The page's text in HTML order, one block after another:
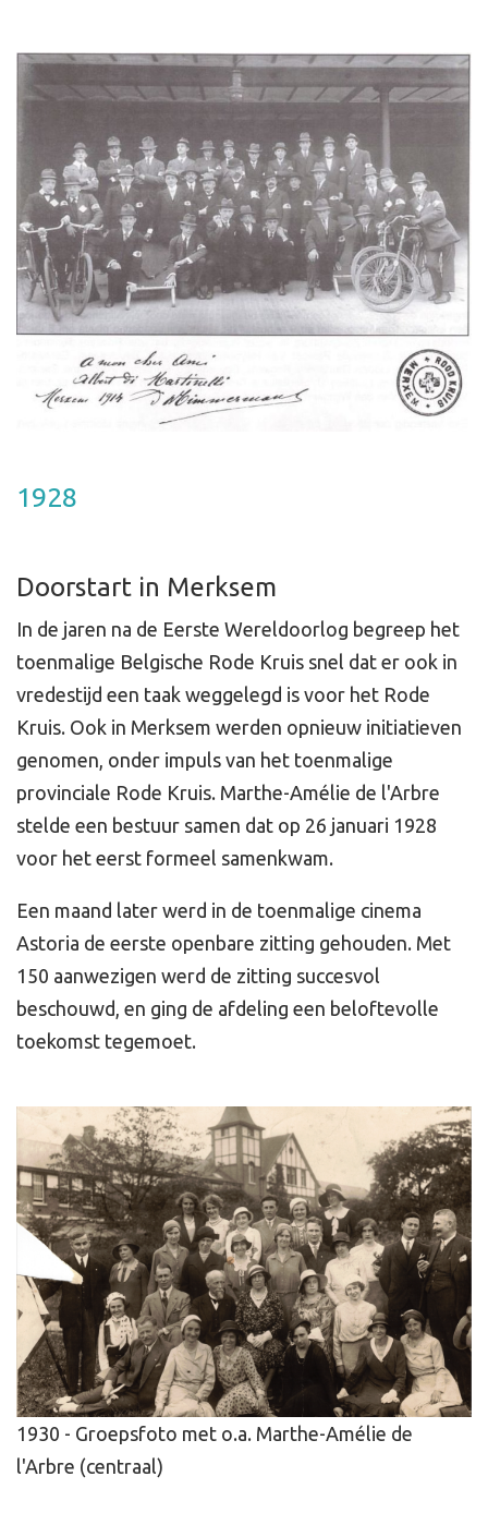
1928
Doorstart in Merksem
In de jaren na de Eerste Wereldoorlog begreep het
toenmalige Belgische Rode Kruis snel dat er ook in
vredestijd een taak weggelegd is voor het Rode
Kruis. Ook in Merksem werden opnieuw initiatieven
genomen, onder impuls van het toenmalige
provinciale Rode Kruis. Marthe-Amélie de l'Arbre
stelde een bestuur samen dat op 26 januari 1928
voor het eerst formeel samenkwam.
Een maand later werd in de toenmalige cinema
Astoria de eerste openbare zitting gehouden. Met
150 aanwezigen werd de zitting succesvol
beschouwd, en ging de afdeling een beloftevolle
toekomst tegemoet.
1930 - Groepsfoto met o.a. Marthe-Amélie de
l'Arbre (centraal)